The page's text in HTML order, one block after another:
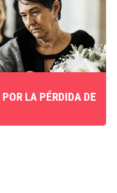
LA PÉRDIDA DE